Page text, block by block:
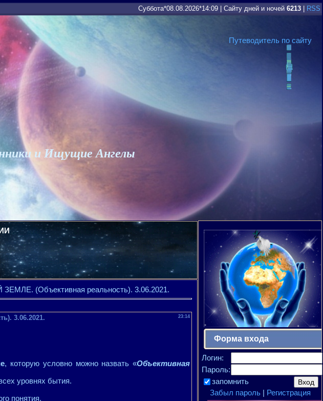
Суббота*08.08.2026*14:09 Сайту дней и ночей 6213 RSS
Путеводитель по сайту
и Ищущие Ангелы
(Объективная реальность). 3.06.2021.
23:14
3.06.2021.
, которую условно можно назвать «Объективная
уровнях бытия.
понятия.
Форма входа
Логин:
Пароль:
запомнить
Забыл пароль| Регистрация